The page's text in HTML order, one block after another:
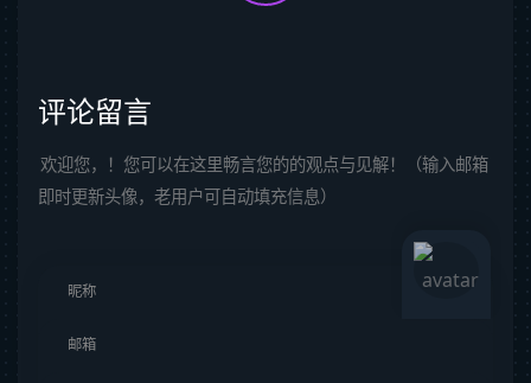
评论留言
欢迎您，！您可以在这里畅言您的的观点与见解！（输入邮箱
即时更新头像，老用户可自动填充信息）